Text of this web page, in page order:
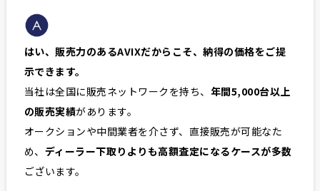
はい、販売力のあるAVIXだからこそ、納得の価格をご提
示できます。
当社は全国に販売ネットワークを持ち、 年間5,000台以上
の販売実績があります。
オークションや中間業者を介さず、直接販売が可能なた
め、 ディーラー下取りよりも高額査定になるケースが多数
ございます。